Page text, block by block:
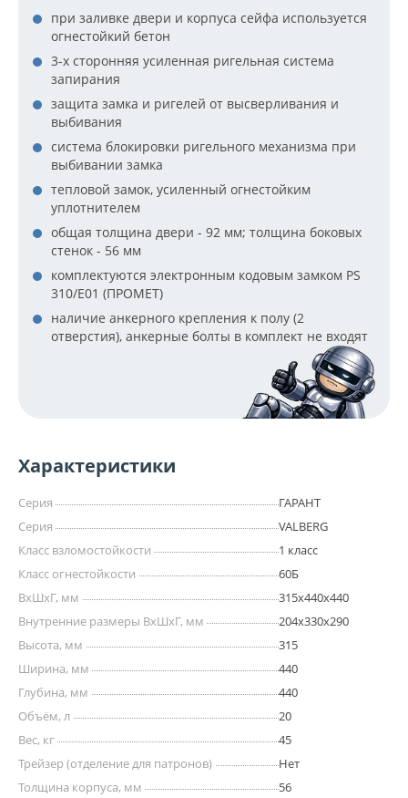
при заливке двери и корпуса сейфа используется
огнестойкий бетон
3-х сторонняя усиленная ригельная система
запирания
защита замка и ригелей от высверливания и
выбивания
система блокировки ригельного механизма при
выбивании замка
тепловой замок, усиленный огнестойким
уплотнителем
общая толщина двери - 92 мм; толщина боковых
стенок - 56 мм
комплектуются электронным кодовым замком PS
310/E01 (ПРОМЕТ)
наличие анкерного крепления к полу (2
отверстия), анкерные болты в комплект не входят
Характеристики
Серия
ГАРАНТ
Серия
VALBERG
Класс взломостойкости
1 класс
Класс огнестойкости
60Б
ВхШхГ, мм
315х440х440
Внутренние размеры ВхШхГ, мм
204x330x290
Высота, мм
315
Ширина, мм
440
Глубина, мм
440
Объём, л
20
Вес, кг
45
Трейзер (отделение для патронов)
Нет
Толщина корпуса, мм
56